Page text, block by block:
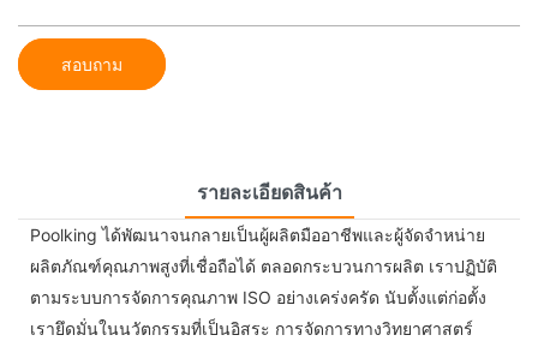
สอบถาม
รายละเอียดสินค้า
Poolking ได้พัฒนาจนกลายเป็นผู้ผลิตมืออาชีพและผู้จัดจำหน่าย
ผลิตภัณฑ์คุณภาพสูงที่เชื่อถือได้ ตลอดกระบวนการผลิต เราปฏิบัติ
ตามระบบการจัดการคุณภาพ ISO อย่างเคร่งครัด นับตั้งแต่ก่อตั้ง
เรายึดมั่นในนวัตกรรมที่เป็นอิสระ การจัดการทางวิทยาศาสตร์